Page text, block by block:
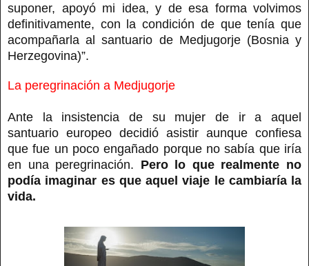
suponer, apoyó mi idea, y de esa forma volvimos
definitivamente, con la condición de que tenía que
acompañarla al santuario de Medjugorje (Bosnia y
Herzegovina)”.
La peregrinación a Medjugorje
Ante la insistencia de su mujer de ir a aquel
santuario europeo decidió asistir aunque confiesa
que fue un poco engañado porque no sabía que iría
en una peregrinación. Pero lo que realmente no
podía imaginar es que aquel viaje le cambiaría la
vida.